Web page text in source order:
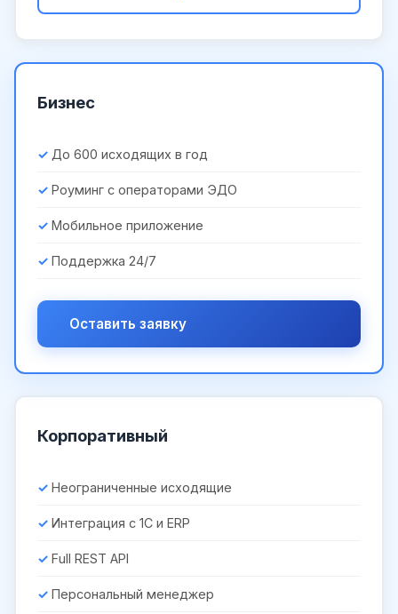
Бизнес
До 600 исходящих в год
Роуминг с операторами ЭДО
Мобильное приложение
Поддержка 24/7
Оставить заявку
Корпоративный
Неограниченные исходящие
Интеграция с 1С и ERP
Full REST API
Персональный менеджер